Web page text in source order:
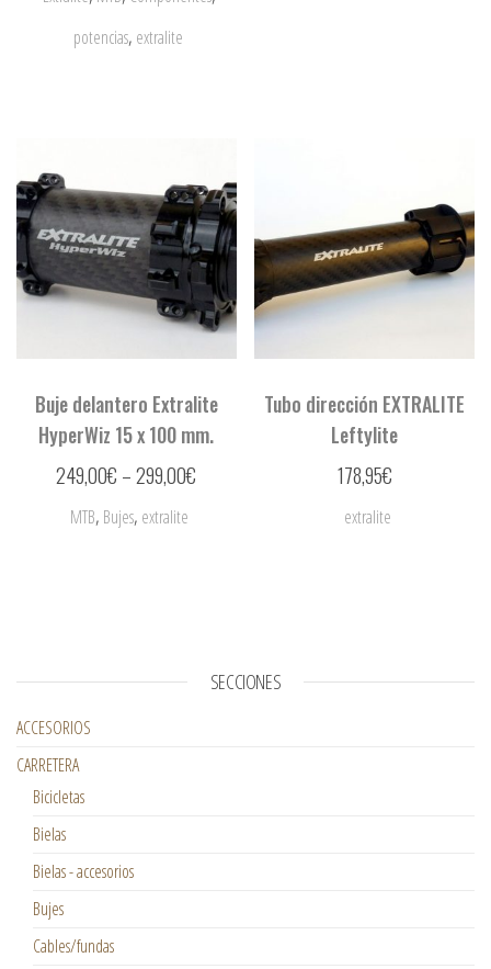
potencias, extralite
Buje delantero Extralite
HyperWiz 15 x 100 mm.
249,00€ –299,00€
MTB, Bujes, extralite
Tubo dirección EXTRALITE
Leftylite
178,95€
extralite
SECCIONES
ACCESORIOS
CARRETERA
Bicicletas
Bielas
Bielas - accesorios
Bujes
Cables/fundas